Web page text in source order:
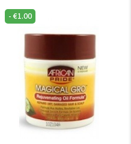
Anti-
Breakage
Strengthening
Treatment
170
gr
aantal
-€1.00